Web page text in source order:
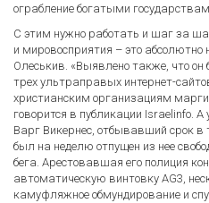
ограбление богатыми
С этим нужно работать и шаг за
и мировосприятия – это абсолютно
Олеськив. «Выявлено также, что
трех ультраправых интернет-
христианским организациям
говорится в публикации Israelinfo.
Варг Викернес, отбывавший срок
был на неделю отпущен из нее
бега. Арестовавшая его полиция
автоматическую винтовку AG3,
камуфляжное обмундирование и